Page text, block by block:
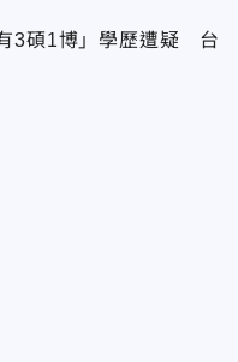
3碩1博」學歷遭疑 台